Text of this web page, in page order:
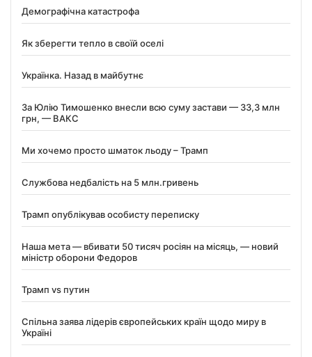
Демографічна катастрофа
Як зберегти тепло в своїй оселі
Українка. Назад в майбутнє
За Юлію Тимошенко внесли всю суму застави — 33,3 млн
грн, — ВАКС
Ми хочемо просто шматок льоду – Трамп
Службова недбалість на 5 млн.гривень
Трамп опублікував особисту переписку
Наша мета — вбивати 50 тисяч росіян на місяць, — новий
міністр оборони Федоров
Трамп vs путин
Спільна заява лідерів європейських країн щодо миру в
Україні